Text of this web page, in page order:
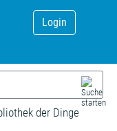
Login
der Dinge